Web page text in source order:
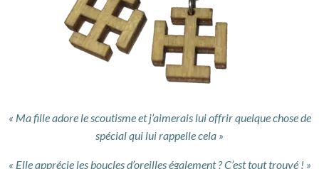
« Ma fille adore le scoutisme et j’aimerais lui offrir quelque chose de
spécial qui lui rappelle cela »
« Elle apprécie les boucles d’oreilles également ? C’est tout trouvé ! »